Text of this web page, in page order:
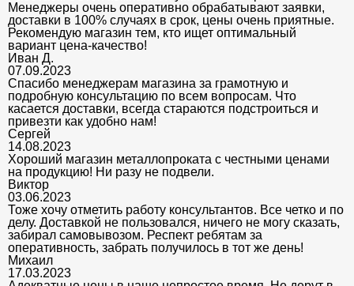
Менеджеры очень оперативно обрабатывают заявки,
доставки в 100% случаях в срок, цены очень приятные.
Рекомендую магазин тем, кто ищет оптимальный
вариант цена-качество!
Иван Д.
07.09.2023
Спасибо менеджерам магазина за грамотную и
подробную консультацию по всем вопросам. Что
касается доставки, всегда стараются подстроиться и
привезти как удобно нам!
Сергей
14.08.2023
Хороший магазин металлопроката с честными ценами
на продукцию! Ни разу не подвели.
Виктор
03.06.2023
Тоже хочу отметить работу консультантов. Все четко и по
делу. Доставкой не пользовался, ничего не могу сказать,
забирал самовывозом. Респект ребятам за
оперативность, забрать получилось в тот же день!
Михаил
17.03.2023